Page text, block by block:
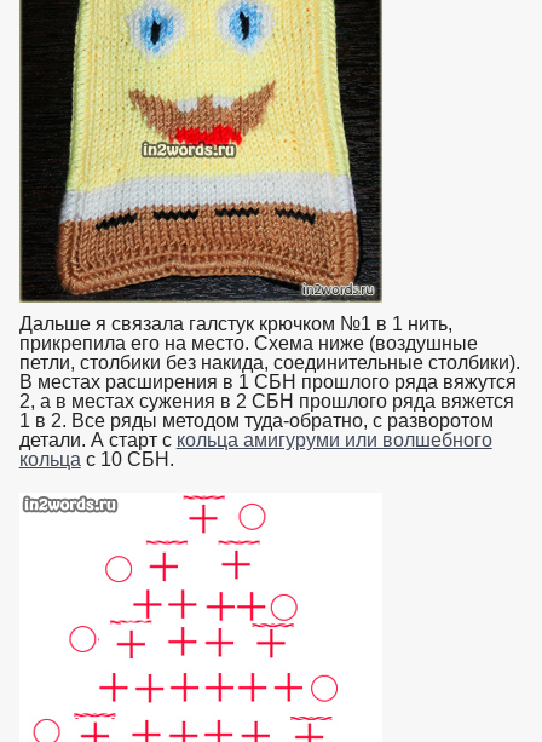
Дальше я связала галстук крючком №1 в 1 нить,
прикрепила его на место. Схема ниже (воздушные
петли, столбики без накида, соединительные столбики).
В местах расширения в 1 СБН прошлого ряда вяжутся
2, а в местах сужения в 2 СБН прошлого ряда вяжется
1 в 2. Все ряды методом туда-обратно, с разворотом
детали. А старт с кольца амигуруми или волшебного
кольца с 10 СБН.